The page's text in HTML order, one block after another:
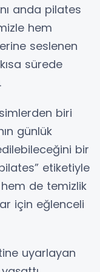
anda pilates
hem
seslenen
kısa sürede
biri
günlük
bir
etiketiyle
hem de temizlik
için eğlenceli
uyarlayan